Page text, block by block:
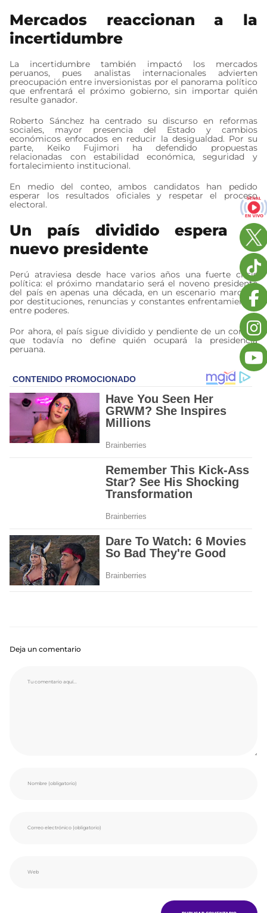
Mercados reaccionan a la
incertidumbre
La incertidumbre también impactó los mercados
peruanos, pues analistas internacionales advierten
preocupación entre inversionistas por el panorama político
que enfrentará el próximo gobierno, sin importar quién
resulte ganador.
Roberto Sánchez ha centrado su discurso en reformas
sociales, mayor presencia del Estado y cambios
económicos enfocados en reducir la desigualdad. Por su
parte, Keiko Fujimori ha defendido propuestas
relacionadas con estabilidad económica, seguridad y
fortalecimiento institucional.
En medio del conteo, ambos candidatos han pedido
esperar los resultados oficiales y respetar el proceso
electoral.
Un país dividido espera al
nuevo presidente
Perú atraviesa desde hace varios años una fuerte crisis
política: el próximo mandatario será el noveno presidente
del país en apenas una década, en un escenario marcado
por destituciones, renuncias y constantes enfrentamientos
entre poderes.
Por ahora, el país sigue dividido y pendiente de un conteo
que todavía no define quién ocupará la presidencia
peruana.
Deja un comentario